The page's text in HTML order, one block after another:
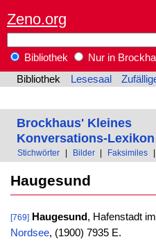
Zeno.org
Bibliothek
Nur in
Bibliothek
Lesesaal
Brockhaus' Kleines
Konversations-Lexikon
Stichwörter Bilder Faksimiles
Haugesund
[769] Haugesund, Hafenstadt
Nordsee, (1900) 7935 E.